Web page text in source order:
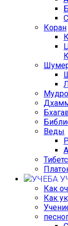
Коран
Веды
Как
Как